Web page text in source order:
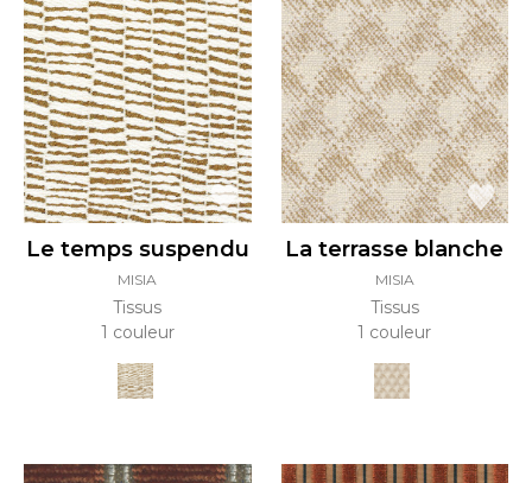
Le temps suspendu
MISIA
Tissus
1 couleur
La terrasse blanche
MISIA
Tissus
1 couleur